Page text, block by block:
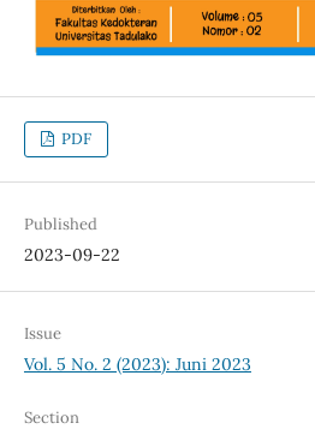
PDF
Published
2023-09-22
Issue
Vol. 5 No. 2 (2023): Juni 2023
Section